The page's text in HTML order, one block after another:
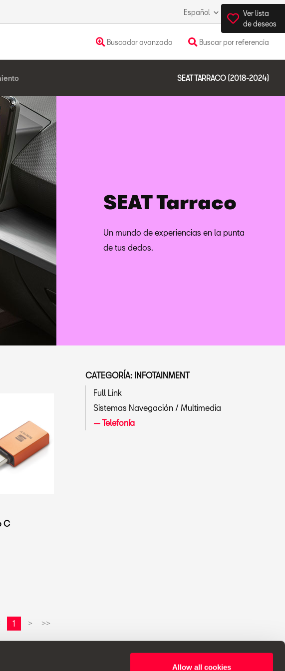
Allow all cookies
Español España
Buscador avanzado Buscar por referencia
Ver lista
de deseos
SEAT TARRACO (2018-2024)
SEAT Tarraco
Un mundo de experiencias en la punta
de tus dedos.
C
1 > >>
CATEGORÍA: INFOTAINMENT
Full Link
Sistemas Navegación / Multimedia
Telefonía